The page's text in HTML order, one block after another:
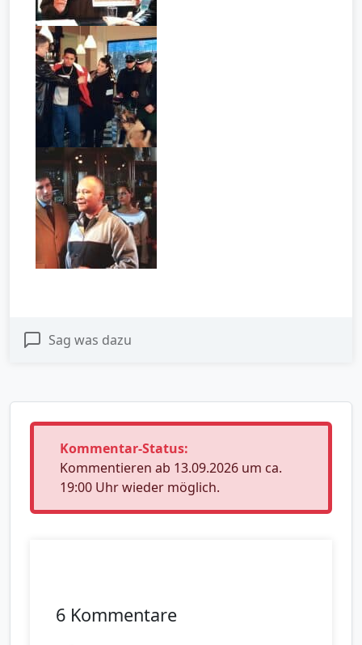
Sag was dazu
Kommentar-Status:
Kommentieren ab 13.09.2026 um ca.
19:00 Uhr wieder möglich.
6 Kommentare